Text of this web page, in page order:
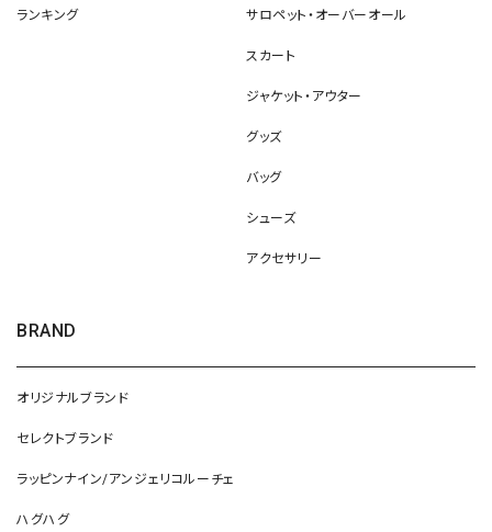
ランキング サロペット・オーバーオール
スカート
ジャケット・アウター
グッズ
バッグ
シューズ
アクセサリー
BRAND
オリジナルブランド
セレクトブランド
ラッピンナイン/アンジェリコルーチェ
ハグハグ